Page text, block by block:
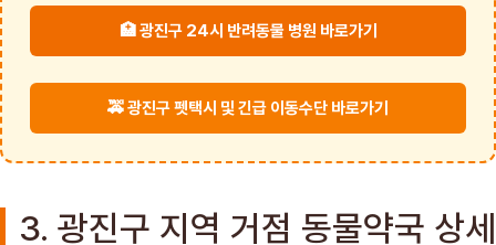
🏥 광진구 24시 반려동물 병원 바로가기
🚕 광진구 펫택시 및 긴급 이동수단 바로가기
3. 광진구 지역 거점 동물약국 상세